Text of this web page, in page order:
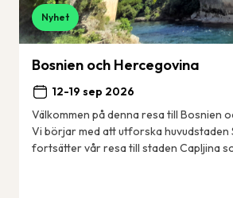
Nyhet
Bosnien och Hercegovina
12-19 sep 2026
Välkommen på denna resa till Bosnien
Vi börjar med att utforska huvudstaden
fortsätter vår resa till staden Capljina